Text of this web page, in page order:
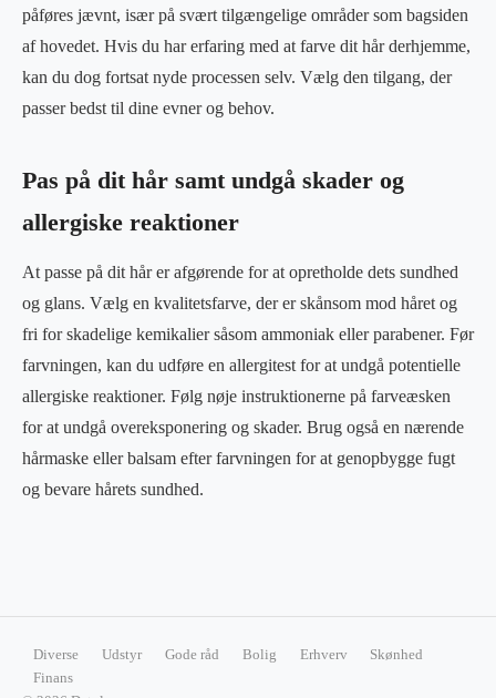
påføres jævnt, især på svært tilgængelige områder som bagsiden
af hovedet. Hvis du har erfaring med at farve dit hår derhjemme,
kan du dog fortsat nyde processen selv. Vælg den tilgang, der
passer bedst til dine evner og behov.
Pas på dit hår samt undgå skader og
allergiske reaktioner
At passe på dit hår er afgørende for at opretholde dets sundhed
og glans. Vælg en kvalitetsfarve, der er skånsom mod håret og
fri for skadelige kemikalier såsom ammoniak eller parabener. Før
farvningen, kan du udføre en allergitest for at undgå potentielle
allergiske reaktioner. Følg nøje instruktionerne på farveæsken
for at undgå overeksponering og skader. Brug også en nærende
hårmaske eller balsam efter farvningen for at genopbygge fugt
og bevare hårets sundhed.
Diverse Udstyr Gode råd Bolig Erhverv
Skønhed
Finans